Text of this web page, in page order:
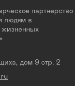
партнерство
людям в
жизненных
дом 9 стр. 2